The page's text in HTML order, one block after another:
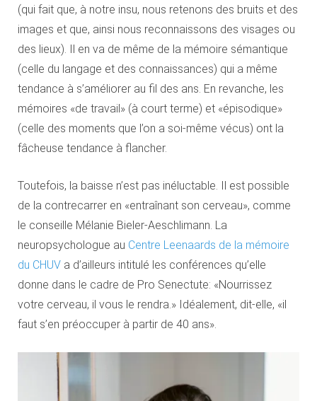
(qui fait que, à notre insu, nous retenons des bruits et des
images et que, ainsi nous reconnaissons des visages ou
des lieux). Il en va de même de la mémoire sémantique
(celle du langage et des connaissances) qui a même
tendance à s’améliorer au fil des ans. En revanche, les
mémoires «de travail» (à court terme) et «épisodique»
(celle des moments que l’on a soi-même vécus) ont la
fâcheuse tendance à flancher.
Toutefois, la baisse n’est pas inéluctable. Il est possible
de la contrecarrer en «entraînant son cerveau», comme
le conseille Mélanie Bieler-Aeschlimann. La
neuropsychologue au Centre Leenaards de la mémoire
du CHUV a d’ailleurs intitulé les conférences qu’elle
donne dans le cadre de Pro Senectute: «Nourrissez
votre cerveau, il vous le rendra.» Idéalement, dit-elle, «il
faut s’en préoccuper à partir de 40 ans».